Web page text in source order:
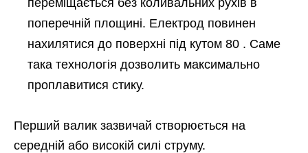
поперечній площині. Електрод повинен
нахилятися до поверхні під кутом 80 . Саме
така технологія дозволить максимально
проплавитися стику.
Перший валик зазвичай створюється на
середній або високій силі струму.